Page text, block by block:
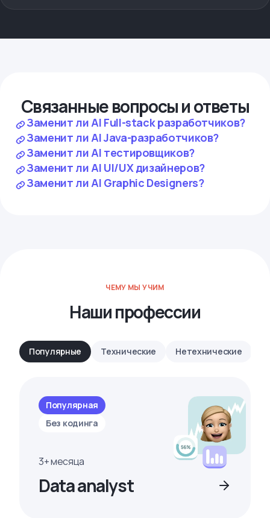
Связанные вопросы и ответы
Заменит ли AI Full-stack разработчиков?
Заменит ли AI Java-разработчиков?
Заменит ли AI тестировщиков?
Заменит ли AI UI/UX дизайнеров?
Заменит ли AI Graphic Designers?
ЧЕМУ МЫ УЧИМ
Наши профессии
Популярные Технические Нетехнические
Популярная
Без кодинга
3+ месяца
Data analyst